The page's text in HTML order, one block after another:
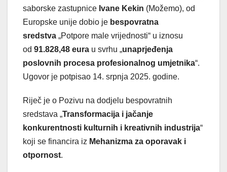
saborske zastupnice Ivane Kekin (Možemo), od
Europske unije dobio je bespovratna
sredstva „Potpore male vrijednosti“ u iznosu
od 91.828,48 eura u svrhu „unaprjeđenja
poslovnih procesa profesionalnog umjetnika“.
Ugovor je potpisao 14. srpnja 2025. godine.
Riječ je o Pozivu na dodjelu bespovratnih
sredstava „Transformacija i jačanje
konkurentnosti kulturnih i kreativnih industrija“
koji se financira iz Mehanizma za oporavak i
otpornost.